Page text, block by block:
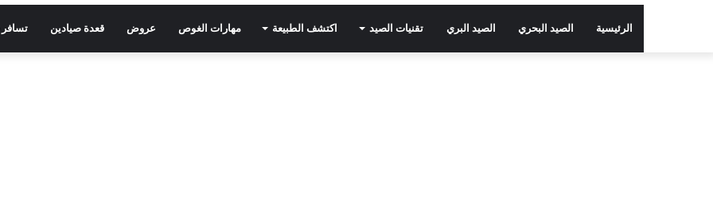
الرئيسية الصيد البحري الصيد البري تقنيات الصيد اكتشف الطبيعة مهارات الغوص عروض قعدة صيادين تسافر